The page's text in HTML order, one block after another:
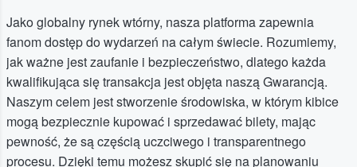
Jako globalny rynek wtórny, nasza platforma zapewnia
fanom dostęp do wydarzeń na całym świecie. Rozumiemy,
jak ważne jest zaufanie i bezpieczeństwo, dlatego każda
kwalifikująca się transakcja jest objęta naszą Gwarancją.
Naszym celem jest stworzenie środowiska, w którym kibice
mogą bezpiecznie kupować i sprzedawać bilety, mając
pewność, że są częścią uczciwego i transparentnego
procesu. Dzięki temu możesz skupić się na planowaniu